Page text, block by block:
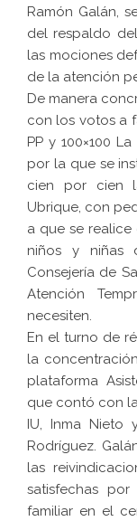
Ramón Galán,
del respaldo
las mociones
de la atención
De manera
con los votos a
PP y 100×100
por la que se
cien por cien
Ubrique, con
a que se
niños y niñas
Consejería de
Atención
necesiten.
En el turno de
la
plataforma
que contó con
IU, Inma Nieto
Rodríguez.
las
satisfechas
familiar en el